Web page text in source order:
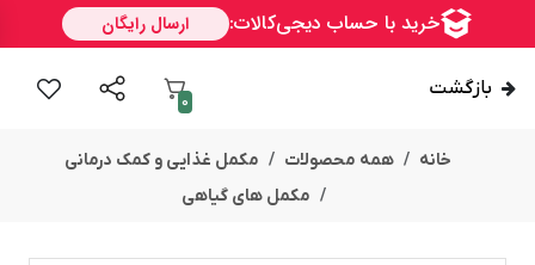
بازگشت
0
خانه همه محصولات
مکمل غذایی و کمک درمانی
مکمل های گیاهی